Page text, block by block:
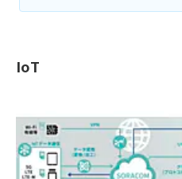
IoT